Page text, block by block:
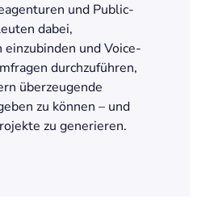
und Public-
dabei,
und Voice-
durchzuführen,
überzeugende
zu können – und
zu generieren.